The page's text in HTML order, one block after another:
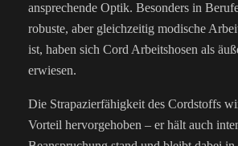
ansprechende Optik. Besonders in
robuste, aber gleichzeitig modische
ist, haben sich Cord Arbeitshosen als
erwiesen.
Die Strapazierfähigkeit des Cordstoffs
Vorteil hervorgehoben – er hält auch